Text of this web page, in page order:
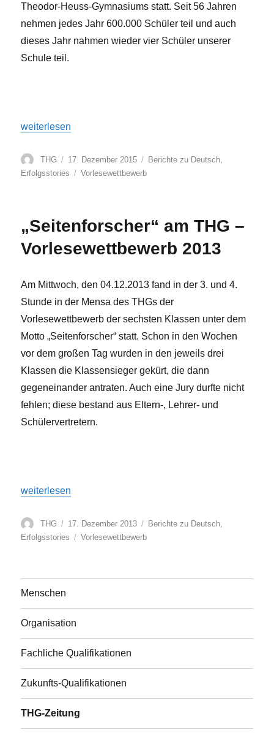
Theodor-Heuss-Gymnasiums statt. Seit 56 Jahren
nehmen jedes Jahr 600.000 Schüler teil und auch
dieses Jahr nahmen wieder vier Schüler unserer
Schule teil.
„Vorlesewettbewerb 2015“
weiterlesen
Autor
THG
Veröffentlicht
am
17. Dezember 2015 Kategorien
Berichte zu Deutsch
Erfolgsstories
Schlagwörter
Vorlesewettbewerb
„Seitenforscher“ am THG –
Vorlesewettbewerb 2013
Am Mittwoch, den 04.12.2013 fand in der 3. und 4.
Stunde in der Mensa des THGs der
Vorlesewettbewerb der sechsten Klassen unter dem
Motto „Seitenforscher“ statt. Schon in den Wochen
vor dem großen Tag wurden in den jeweils drei
Klassen die Klassensieger gekürt, die dann
gegeneinander antraten. Auch eine Jury durfte nicht
fehlen; diese bestand aus Eltern-, Lehrer- und
Schülervertretern.
„„Seitenforscher“ am THG – Vorlesewettbewerb 2013“
weiterlesen
Autor
THG
Veröffentlicht
am
17. Dezember 2013 Kategorien
Berichte zu Deutsch
Erfolgsstories
Schlagwörter
Vorlesewettbewerb
Menschen
Organisation
Fachliche Qualifikationen
Zukunfts-Qualifikationen
THG-Zeitung